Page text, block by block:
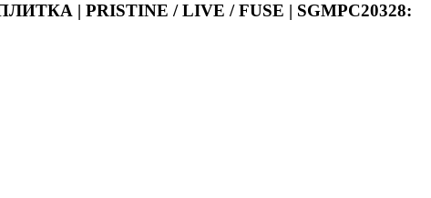
| PRISTINE / LIVE / FUSE | SGMPC20328: